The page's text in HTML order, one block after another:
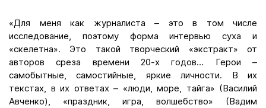
«Для меня как журналиста – это в том числе
исследование, поэтому форма интервью суха и
«скелетна». Это такой творческий «экстракт» от
авторов среза времени 20-х годов… Герои –
самобытные, самостийные, яркие личности. В их
текстах, в их ответах – «люди, море, тайга» (Василий
Авченко), «праздник, игра, волшебство» (Вадим